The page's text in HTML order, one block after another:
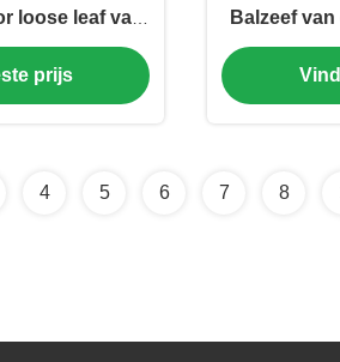
loose leaf van
en Koffie
prijs
Balzeef
met
4 5 6 7 8